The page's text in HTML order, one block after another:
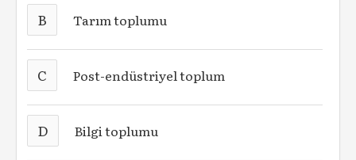
B Tarım toplumu
C Post-endüstriyel toplum
D Bilgi toplumu